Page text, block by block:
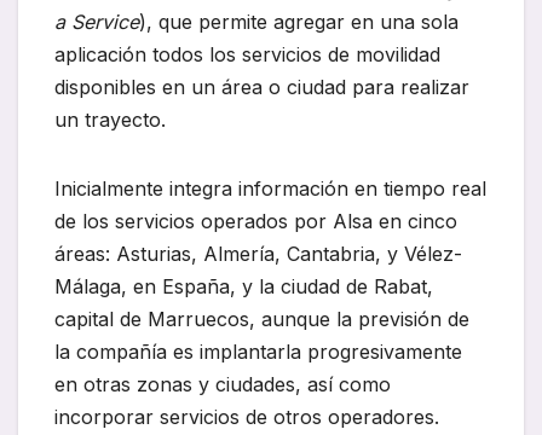
a Service), que permite agregar en una sola
aplicación todos los servicios de movilidad
disponibles en un área o ciudad para realizar
un trayecto.
Inicialmente integra información en tiempo real
de los servicios operados por Alsa en cinco
áreas: Asturias, Almería, Cantabria, y Vélez-
Málaga, en España, y la ciudad de Rabat,
capital de Marruecos, aunque la previsión de
la compañía es implantarla progresivamente
en otras zonas y ciudades, así como
incorporar servicios de otros operadores.